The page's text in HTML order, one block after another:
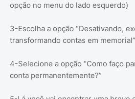
opção no menu do lado esquerdo)
3-Escolha a opção “Desativando,
transformando contas em memorial”
4-Selecione a opção “Como faço
conta permanentemente?”